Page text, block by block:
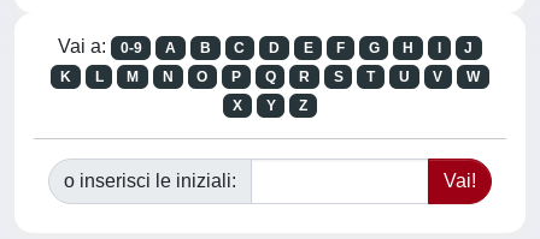
Vai a: 0-9 A B C D E F G H
J
K
L M N O P Q R S T U V
W
X
Y Z
o inserisci le iniziali: